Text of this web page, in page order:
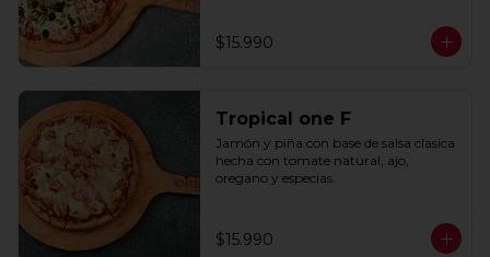
$15.990
Tropical one F
Jamón y piña con base de salsa clasica
hecha con tomate natural, ajo,
oregano y especias.
$15.990